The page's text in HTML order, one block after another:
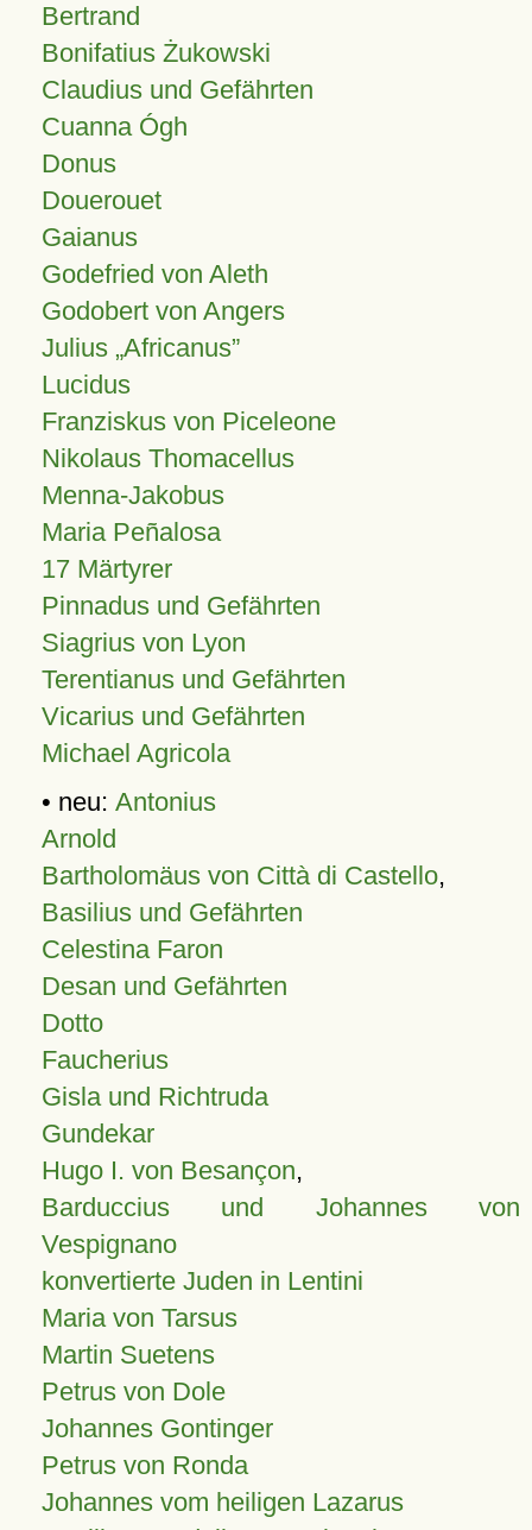
Bertrand
Bonifatius Żukowski
Claudius und Gefährten
Cuanna Ógh
Donus
Douerouet
Gaianus
Godefried von Aleth
Godobert von Angers
Julius Africanus
Lucidus
Franziskus von Piceleone
Nikolaus Thomacellus
Menna-Jakobus
Maria Peñalosa
17 Märtyrer
Pinnadus und Gefährten
Siagrius von Lyon
Terentianus und Gefährten
Vicarius und Gefährten
Michael Agricola
• neu: Antonius
Arnold
Bartholomäus von Città di Castello,
Basilius und Gefährten
Celestina Faron
Desan und Gefährten
Dotto
Faucherius
Gisla und Richtruda
Gundekar
Hugo I. von Besançon,
Barduccius und Johannes von
Vespignano
konvertierte Juden in Lentini
Maria von Tarsus
Martin Suetens
Petrus von Dole
Johannes Gontinger
Petrus von Ronda
Johannes vom heiligen Lazarus